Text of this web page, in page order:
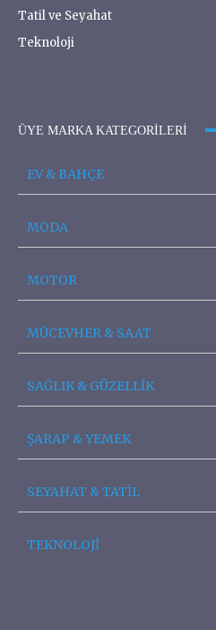
Tatil ve Seyahat
Teknoloji
ÜYE MARKA KATEGORILERI
EV & BAHÇE
MODA
MOTOR
MÜCEVHER & SAAT
SAĞLIK & GÜZELLİK
ŞARAP & YEMEK
SEYAHAT & TATİL
TEKNOLOJİ